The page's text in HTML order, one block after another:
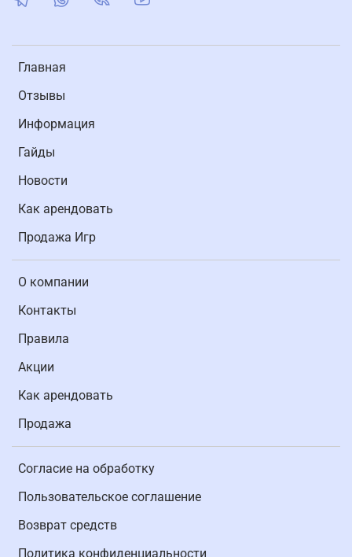
Главная
Отзывы
Информация
Гайды
Новости
Как арендовать
Продажа Игр
О компании
Контакты
Правила
Акции
Как арендовать
Продажа
Согласие на обработку
Пользовательское соглашение
Возврат средств
Политика конфиденциальности